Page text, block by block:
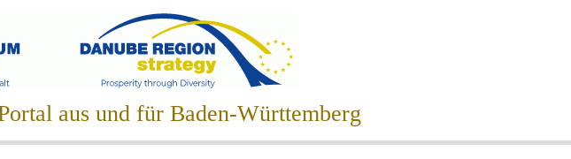
aus und für Baden-Württemberg